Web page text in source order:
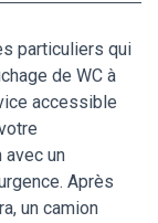
particuliers qui
de WC à
accessible
avec un
Après
un camion